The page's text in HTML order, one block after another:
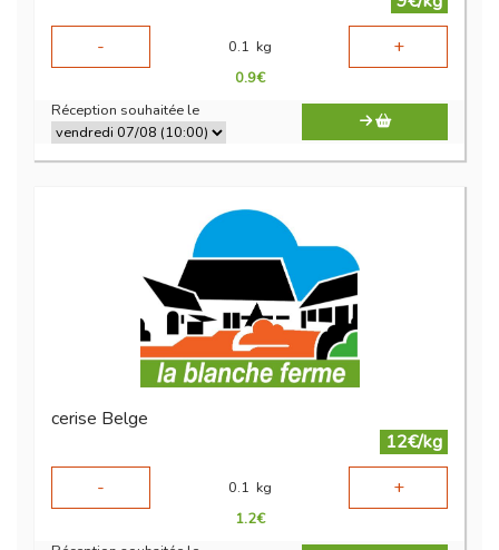
-
0.1 kg +
0.9€
Réception souhaitée le
cerise Belge
12€/kg
-
0.1 kg +
1.2€